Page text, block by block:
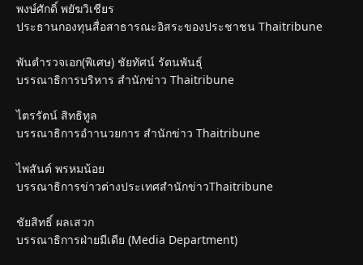
พงษ์ศักดิ์ พยัฆวิเชียร
ประธานกองทุนสื่อสาธารณะอิสระของประชาชน Thaitribune
พันตำรวจเอก(พิเศษ) ชัยทัศน์ รัตนพันธุ์
บรรณาธิการบริหาร สำนักข่าว Thaitribune
ไตรรัตน์ สิทธิทูล
บรรณาธิการอำานวยการ สำนักข่าว Thaitribune
ไพสันต์ พรหมน้อย
บรรณาธิการข่าวต่างประเทศสำนักข่าวThaitribune
ชัยสิทธิ์ ผลเสวก
บรรณาธิการฝ่ายมีเดีย (Media Department)